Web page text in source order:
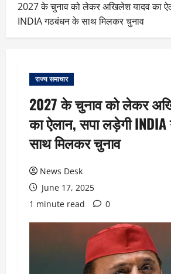
2027 के चुनाव को लेकर अखिलेश यादव का
INDIA गठबंधन के साथ मिलकर चुनाव
राज्य समाचार
2027 के चुनाव को लेकर
का ऐलान, सपा लड़ेगी
साथ मिलकर चुनाव
News Desk
June 17, 2025
1 minute read
0